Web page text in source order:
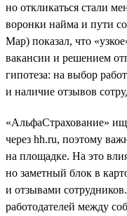
но откликаться стали
воронки найма и пути
Map) показал, что
вакансии и решением
гипотеза: на выбор
и наличие отзывов
«АльфаСтрахование»
через hh.ru, поэтому
на площадке. На это
но заметный блок в
и отзывами
работодателей между